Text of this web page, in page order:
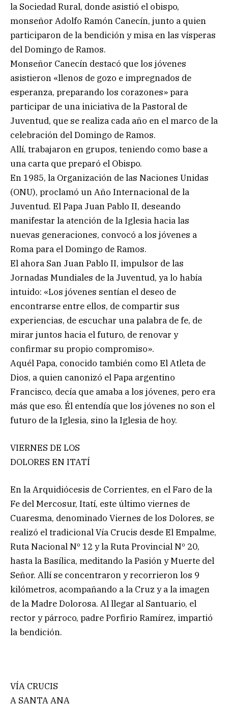
la Sociedad Rural, donde asistió el obispo,
monseñor Adolfo Ramón Canecín, junto a quien
participaron de la bendición y misa en las vísperas
del Domingo de Ramos.
Monseñor Canecín destacó que los jóvenes
asistieron «llenos de gozo e impregnados de
esperanza, preparando los corazones» para
participar de una iniciativa de la Pastoral de
Juventud, que se realiza cada año en el marco de la
celebración del Domingo de Ramos.
Allí, trabajaron en grupos, teniendo como base a
una carta que preparó el Obispo.
En 1985, la Organización de las Naciones Unidas
(ONU), proclamó un Año Internacional de la
Juventud. El Papa Juan Pablo II, deseando
manifestar la atención de la Iglesia hacia las
nuevas generaciones, convocó a los jóvenes a
Roma para el Domingo de Ramos.
El ahora San Juan Pablo II, impulsor de las
Jornadas Mundiales de la Juventud, ya lo había
intuido: «Los jóvenes sentían el deseo de
encontrarse entre ellos, de compartir sus
experiencias, de escuchar una palabra de fe, de
mirar juntos hacia el futuro, de renovar y
confirmar su propio compromiso».
Aquél Papa, conocido también como El Atleta de
Dios, a quien canonizó el Papa argentino
Francisco, decía que amaba a los jóvenes, pero era
más que eso. Él entendía que los jóvenes no son el
futuro de la Iglesia, sino la Iglesia de hoy.
VIERNES DE LOS
DOLORES EN ITATÍ
En la Arquidiócesis de Corrientes, en el Faro de la
Fe del Mercosur, Itatí, este último viernes de
Cuaresma, denominado Viernes de los Dolores, se
realizó el tradicional Vía Crucis desde El Empalme,
Ruta Nacional Nº 12 y la Ruta Provincial Nº 20,
hasta la Basílica, meditando la Pasión y Muerte del
Señor. Allí se concentraron y recorrieron los 9
kilómetros, acompañando a la Cruz y a la imagen
de la Madre Dolorosa. Al llegar al Santuario, el
rector y párroco, padre Porfirio Ramírez, impartió
la bendición.
VÍA CRUCIS
A SANTA ANA